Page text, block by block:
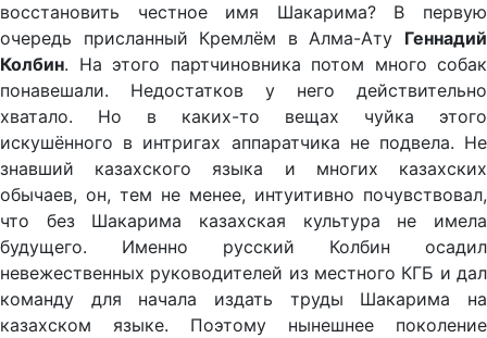
восстановить честное имя Шакарима? В первую
очередь присланный Кремлём в Алма-Ату Геннадий
Колбин. На этого партчиновника потом много собак
понавешали. Недостатков у него действительно
хватало. Но в каких-то вещах чуйка этого
искушённого в интригах аппаратчика не подвела. Не
знавший казахского языка и многих казахских
обычаев, он, тем не менее, интуитивно почувствовал,
что без Шакарима казахская культура не имела
будущего. Именно русский Колбин осадил
невежественных руководителей из местного КГБ и дал
команду для начала издать труды Шакарима на
казахском языке. Поэтому нынешнее поколение